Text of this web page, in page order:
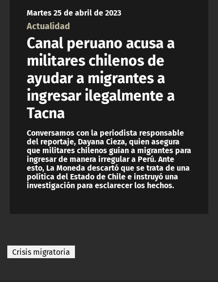
Martes 25 de abril de 2023
Actualidad
Canal peruano acusa a
militares chilenos de
ayudar a migrantes a
ingresar ilegalmente a
Tacna
Conversamos con la periodista responsable
del reportaje, Dayana Cieza, quien asegura
que militares chilenos guían a migrantes para
ingresar de manera irregular a Perú. Ante
esto, La Moneda descartó que se trata de una
política del Estado de Chile e instruyó una
investigación para esclarecer los hechos.
Crisis migratoria